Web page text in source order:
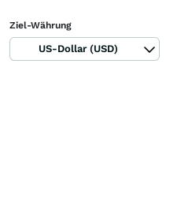
Ziel-Währung
US-Dollar (USD)